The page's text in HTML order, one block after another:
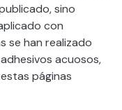
sino
con
se han realizado
acuosos,
páginas